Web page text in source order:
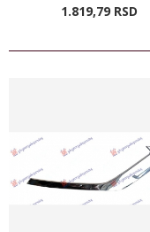
1.819,79 RSD